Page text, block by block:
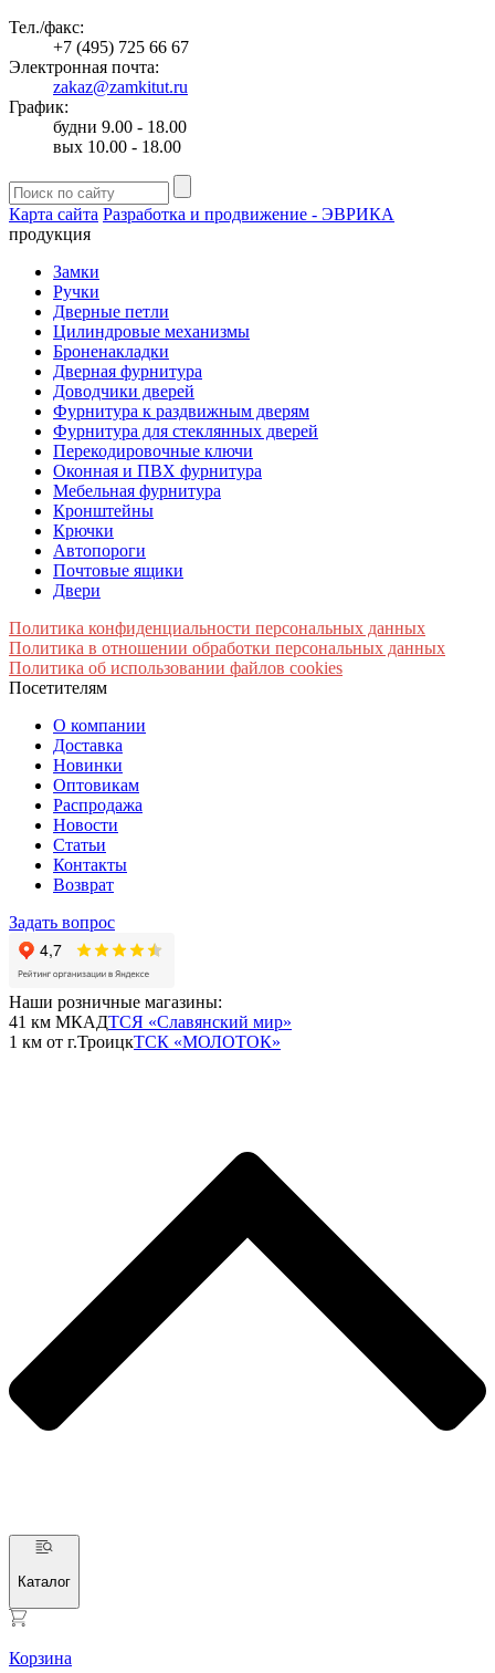
Тел./факс:
+7 (495) 725 66 67
Электронная почта:
zakaz@zamkitut.ru
График:
будни 9.00 - 18.00
вых 10.00 - 18.00
Карта сайта Разработка и продвижение - ЭВРИКА
продукция
Замки
Ручки
Дверные петли
Цилиндровые механизмы
Броненакладки
Дверная фурнитура
Доводчики дверей
Фурнитура к раздвижным дверям
Фурнитура для стеклянных дверей
Перекодировочные ключи
Оконная и ПВХ фурнитура
Мебельная фурнитура
Кронштейны
Крючки
Автопороги
Почтовые ящики
Двери
Политика конфиденциальности персональных данных
Политика в отношении обработки персональных данных
Политика об использовании файлов cookies
Посетителям
О компании
Доставка
Новинки
Оптовикам
Распродажа
Новости
Статьи
Контакты
Возврат
Задать вопрос
Наши розничные магазины:
41 км МКАДТСЯ «Славянский мир»
1 км от г.ТроицкТСК «МОЛОТОК»
Каталог
Корзина